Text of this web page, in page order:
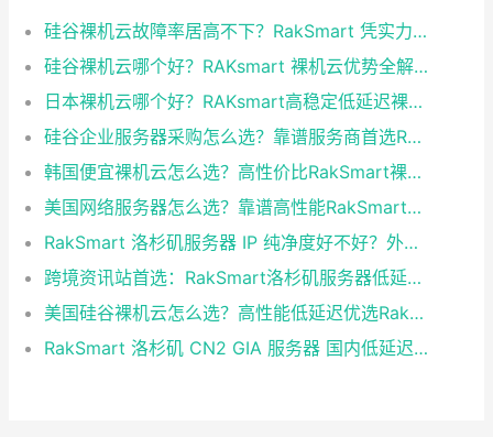
硅谷裸机云故障率居高不下？RakSmart 凭实力破解稳定性难题
硅谷裸机云哪个好？RAKsmart 裸机云优势全解析
日本裸机云哪个好？RAKsmart高稳定低延迟裸机云深度测评
硅谷企业服务器采购怎么选？靠谱服务商首选RakSmart
韩国便宜裸机云怎么选？高性价比RakSmart裸机云深度测评
美国网络服务器怎么选？靠谱高性能RakSmart服务商推荐
RakSmart 洛杉矶服务器 IP 纯净度好不好？外贸独立站 谷歌 SEO 站长实测解答
跨境资讯站首选：RakSmart洛杉矶服务器低延迟高稳定建站方案
美国硅谷裸机云怎么选？高性能低延迟优选RakSmart
RakSmart 洛杉矶 CN2 GIA 服务器 国内低延迟核心详解